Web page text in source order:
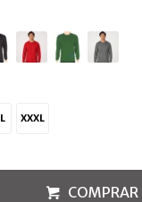
XXXL
COMPRAR